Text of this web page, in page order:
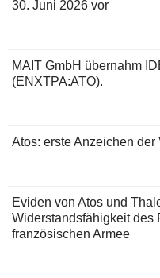
30. Juni 2026 vor
MAIT GmbH übernahm
(ENXTPA:ATO).
Atos: erste Anzeichen der
Eviden von Atos und
Widerstandsfähigkeit des
französischen Armee